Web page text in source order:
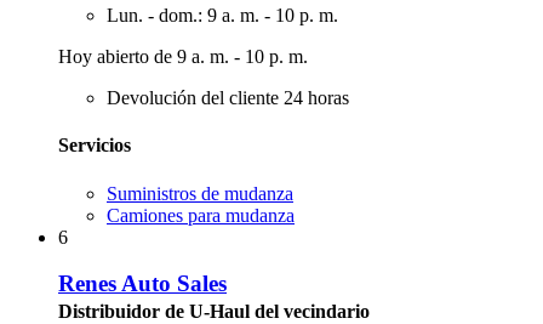
Lun. - dom.: 9 a. m. - 10 p. m.
Hoy abierto de 9 a. m. - 10 p. m.
Devolución del cliente 24 horas
Servicios
Suministros de mudanza
Camiones para mudanza
6
Renes Auto Sales
Distribuidor de U-Haul del vecindario